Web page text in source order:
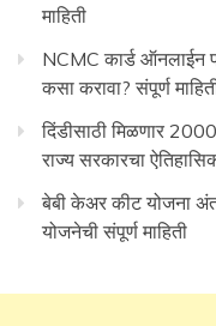
माहिती
NCMC कार्ड ऑनलाईन
कसा करावा? संपूर्ण
दिंडीसाठी मिळणार
राज्य सरकारचा
बेबी केअर कीट योजना
योजनेची संपूर्ण माहिती